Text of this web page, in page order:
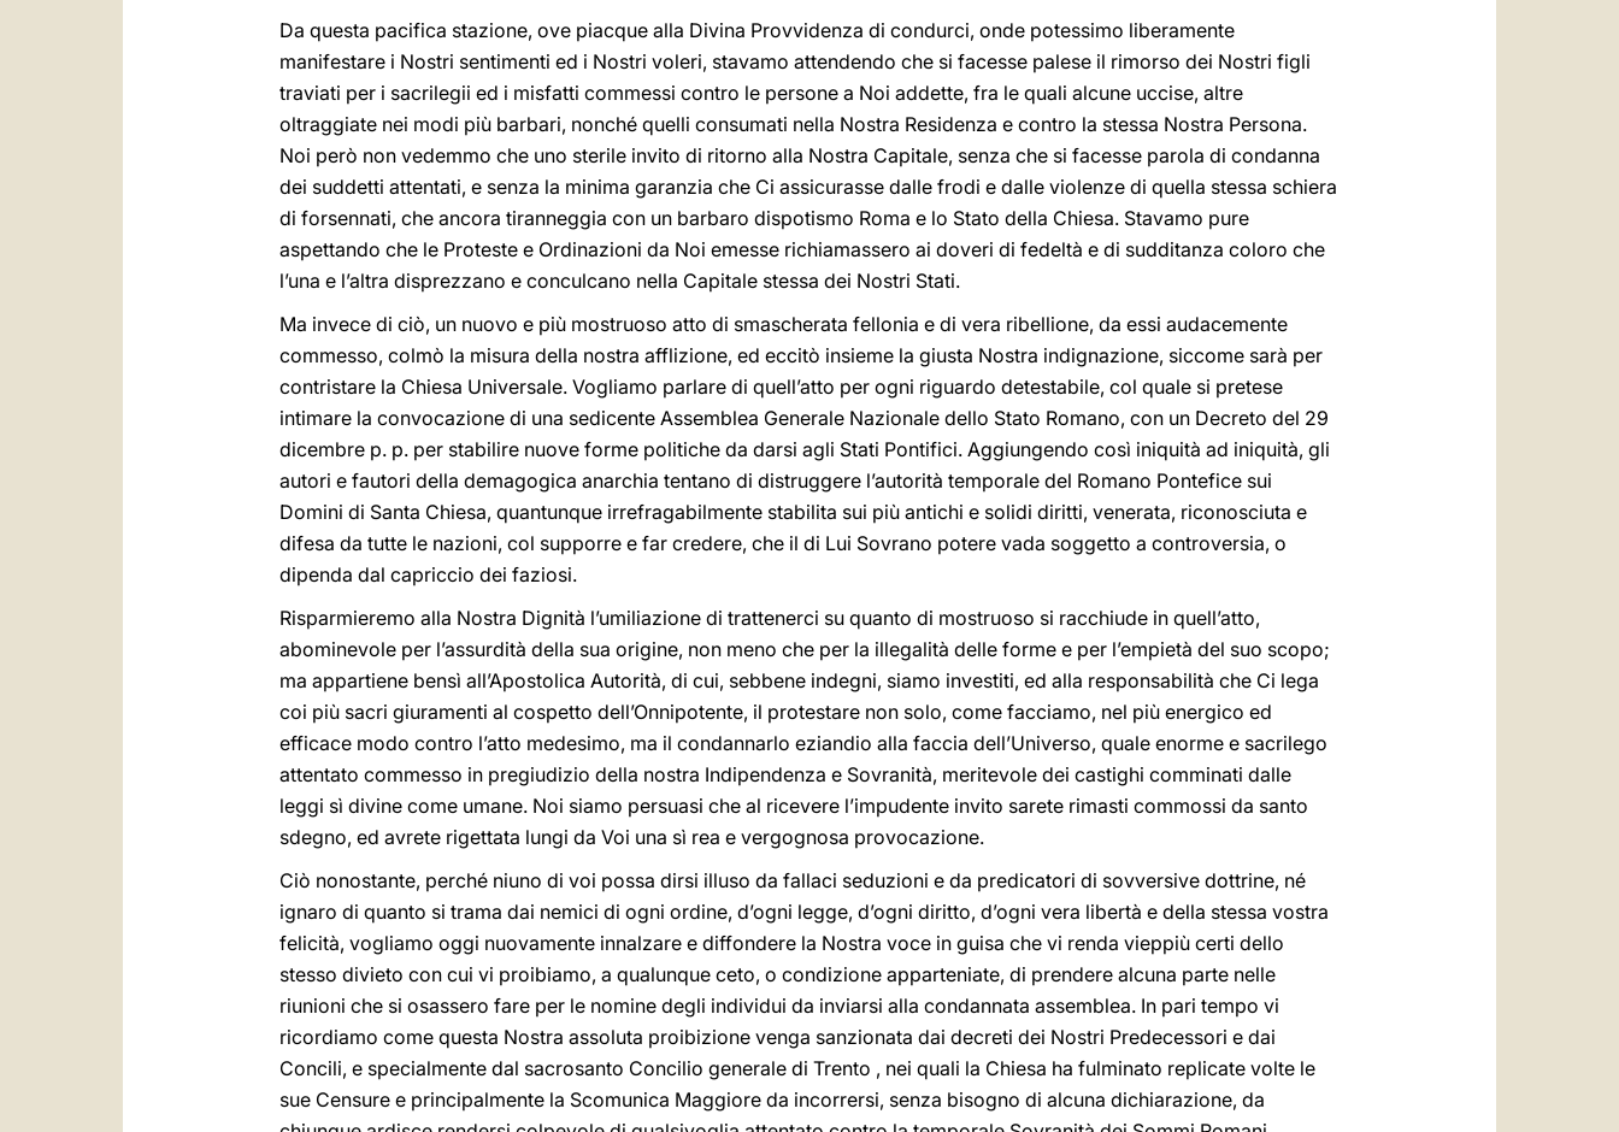
Da questa pacifica stazione, ove piacque alla Divina Provvidenza di condurci, onde potessimo liberamente
manifestare i Nostri sentimenti ed i Nostri voleri, stavamo attendendo che si facesse palese il rimorso dei Nostri figli
traviati per i sacrilegii ed i misfatti commessi contro le persone a Noi addette, fra le quali alcune uccise, altre
oltraggiate nei modi più barbari, nonché quelli consumati nella Nostra Residenza e contro la stessa Nostra Persona.
Noi però non vedemmo che uno sterile invito di ritorno alla Nostra Capitale, senza che si facesse parola di condanna
dei suddetti attentati, e senza la minima garanzia che Ci assicurasse dalle frodi e dalle violenze di quella stessa schiera
di forsennati, che ancora tiranneggia con un barbaro dispotismo Roma e lo Stato della Chiesa. Stavamo pure
aspettando che le Proteste e Ordinazioni da Noi emesse richiamassero ai doveri di fedeltà e di sudditanza coloro che
l’una e l’altra disprezzano e conculcano nella Capitale stessa dei Nostri Stati.
Ma invece di ciò, un nuovo e più mostruoso atto di smascherata fellonia e di vera ribellione, da essi audacemente
commesso, colmò la misura della nostra afflizione, ed eccitò insieme la giusta Nostra indignazione, siccome sarà per
contristare la Chiesa Universale. Vogliamo parlare di quell’atto per ogni riguardo detestabile, col quale si pretese
intimare la convocazione di una sedicente Assemblea Generale Nazionale dello Stato Romano, con un Decreto del 29
dicembre p. p. per stabilire nuove forme politiche da darsi agli Stati Pontifici. Aggiungendo così iniquità ad iniquità, gli
autori e fautori della demagogica anarchia tentano di distruggere l’autorità temporale del Romano Pontefice sui
Domini di Santa Chiesa, quantunque irrefragabilmente stabilita sui più antichi e solidi diritti, venerata, riconosciuta e
difesa da tutte le nazioni, col supporre e far credere, che il di Lui Sovrano potere vada soggetto a controversia, o
dipenda dal capriccio dei faziosi.
Risparmieremo alla Nostra Dignità l’umiliazione di trattenerci su quanto di mostruoso si racchiude in quell’atto,
abominevole per l’assurdità della sua origine, non meno che per la illegalità delle forme e per l’empietà del suo scopo;
ma appartiene bensì all’Apostolica Autorità, di cui, sebbene indegni, siamo investiti, ed alla responsabilità che Ci lega
coi più sacri giuramenti al cospetto dell’Onnipotente, il protestare non solo, come facciamo, nel più energico ed
efficace modo contro l’atto medesimo, ma il condannarlo eziandio alla faccia dell’Universo, quale enorme e sacrilego
attentato commesso in pregiudizio della nostra Indipendenza e Sovranità, meritevole dei castighi comminati dalle
leggi sì divine come umane. Noi siamo persuasi che al ricevere l’impudente invito sarete rimasti commossi da santo
sdegno, ed avrete rigettata lungi da Voi una sì rea e vergognosa provocazione.
Ciò nonostante, perché niuno di voi possa dirsi illuso da fallaci seduzioni e da predicatori di sovversive dottrine, né
ignaro di quanto si trama dai nemici di ogni ordine, d’ogni legge, d’ogni diritto, d’ogni vera libertà e della stessa vostra
felicità, vogliamo oggi nuovamente innalzare e diffondere la Nostra voce in guisa che vi renda vieppiù certi dello
stesso divieto con cui vi proibiamo, a qualunque ceto, o condizione apparteniate, di prendere alcuna parte nelle
riunioni che si osassero fare per le nomine degli individui da inviarsi alla condannata assemblea. In pari tempo vi
ricordiamo come questa Nostra assoluta proibizione venga sanzionata dai decreti dei Nostri Predecessori e dai
Concili, e specialmente dal sacrosanto Concilio generale di Trento , nei quali la Chiesa ha fulminato replicate volte le
sue Censure e principalmente la Scomunica Maggiore da incorrersi, senza bisogno di alcuna dichiarazione, da